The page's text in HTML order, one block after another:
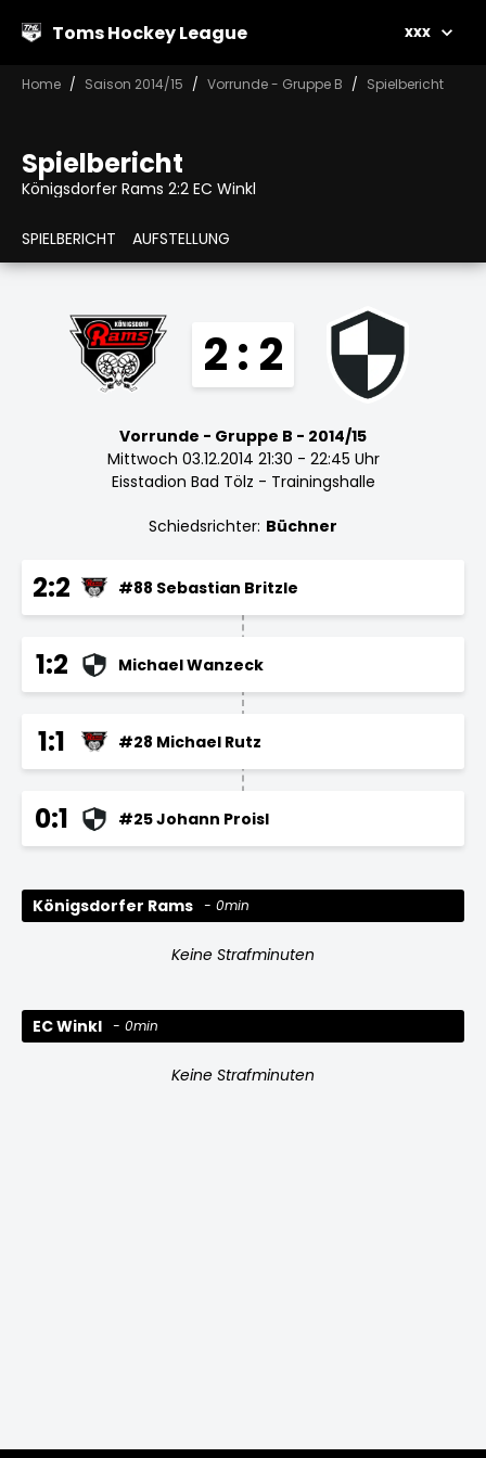
Toms Hockey League xxx
Home Saison 2014/15 Vorrunde - Gruppe B Spielbericht
Spielbericht
Königsdorfer Rams 2:2 EC Winkl
SPIELBERICHT AUFSTELLUNG
2 : 2
Vorrunde - Gruppe B - 2014/15
Mittwoch 03.12.2014 21:30 - 22:45 Uhr
Eisstadion Bad Tölz - Trainingshalle
Schiedsrichter: Büchner
2:2 #88 Sebastian Britzle
1:2 Michael Wanzeck
1:1 #28 Michael Rutz
0:1 #25 Johann Proisl
Königsdorfer Rams 0min
Keine Strafminuten
EC Winkl 0min
Keine Strafminuten